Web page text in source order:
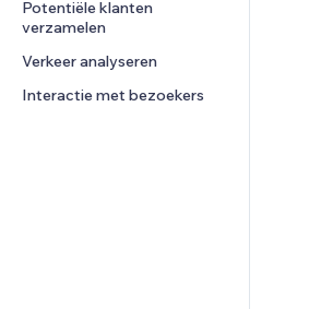
Grafieken en tabellen
Potentiële klanten
verzamelen
Verkeer analyseren
Interactie met bezoekers